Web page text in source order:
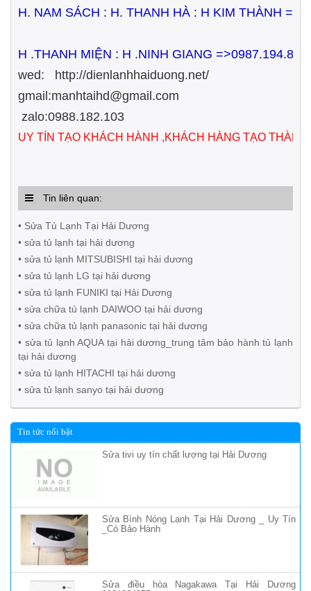
H. NAM SÁCH : H. THANH HÀ : H KIM THÀNH
H .THANH MIỆN : H .NINH GIANG =>0987.194.833
wed: http://dienlanhhaiduong.net/
gmail:manhtaihd@gmail.com
zalo:0988.182.103
UY TÍN TẠO KHÁCH HÀNH ,KHÁCH HÀNG TẠO THÀNH
Tin liên quan:
• Sửa Tủ Lạnh Tại Hải Dương
• sửa tủ lạnh tại hải dương
• sửa tủ lạnh MITSUBISHI tại hải dương
• sửa tủ lạnh LG tại hải dương
• sửa tủ lạnh FUNIKI tại Hải Dương
• sửa chữa tủ lạnh DAIWOO tại hải dương
• sửa chữa tủ lạnh panasonic tại hải dương
• sửa tủ lạnh AQUA tại hải dương_trung tâm bảo hành tủ lạnh
tại hải dương
• sửa tủ lạnh HITACHI tại hải dương
• sửa tủ lạnh sanyo tại hải dương
Tin tức nổi bật
Sửa tivi uy tín chất lượng tại Hải Dương
Sửa Bình Nóng Lạnh Tại Hải Dương _ Uy Tín
_Có Bảo Hành
Sửa điều hòa Nagakawa Tại Hải Dương